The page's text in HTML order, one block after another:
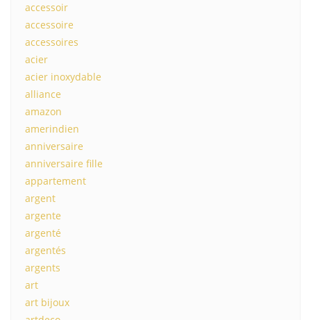
accessoir
accessoire
accessoires
acier
acier inoxydable
alliance
amazon
amerindien
anniversaire
anniversaire fille
appartement
argent
argente
argenté
argentés
argents
art
art bijoux